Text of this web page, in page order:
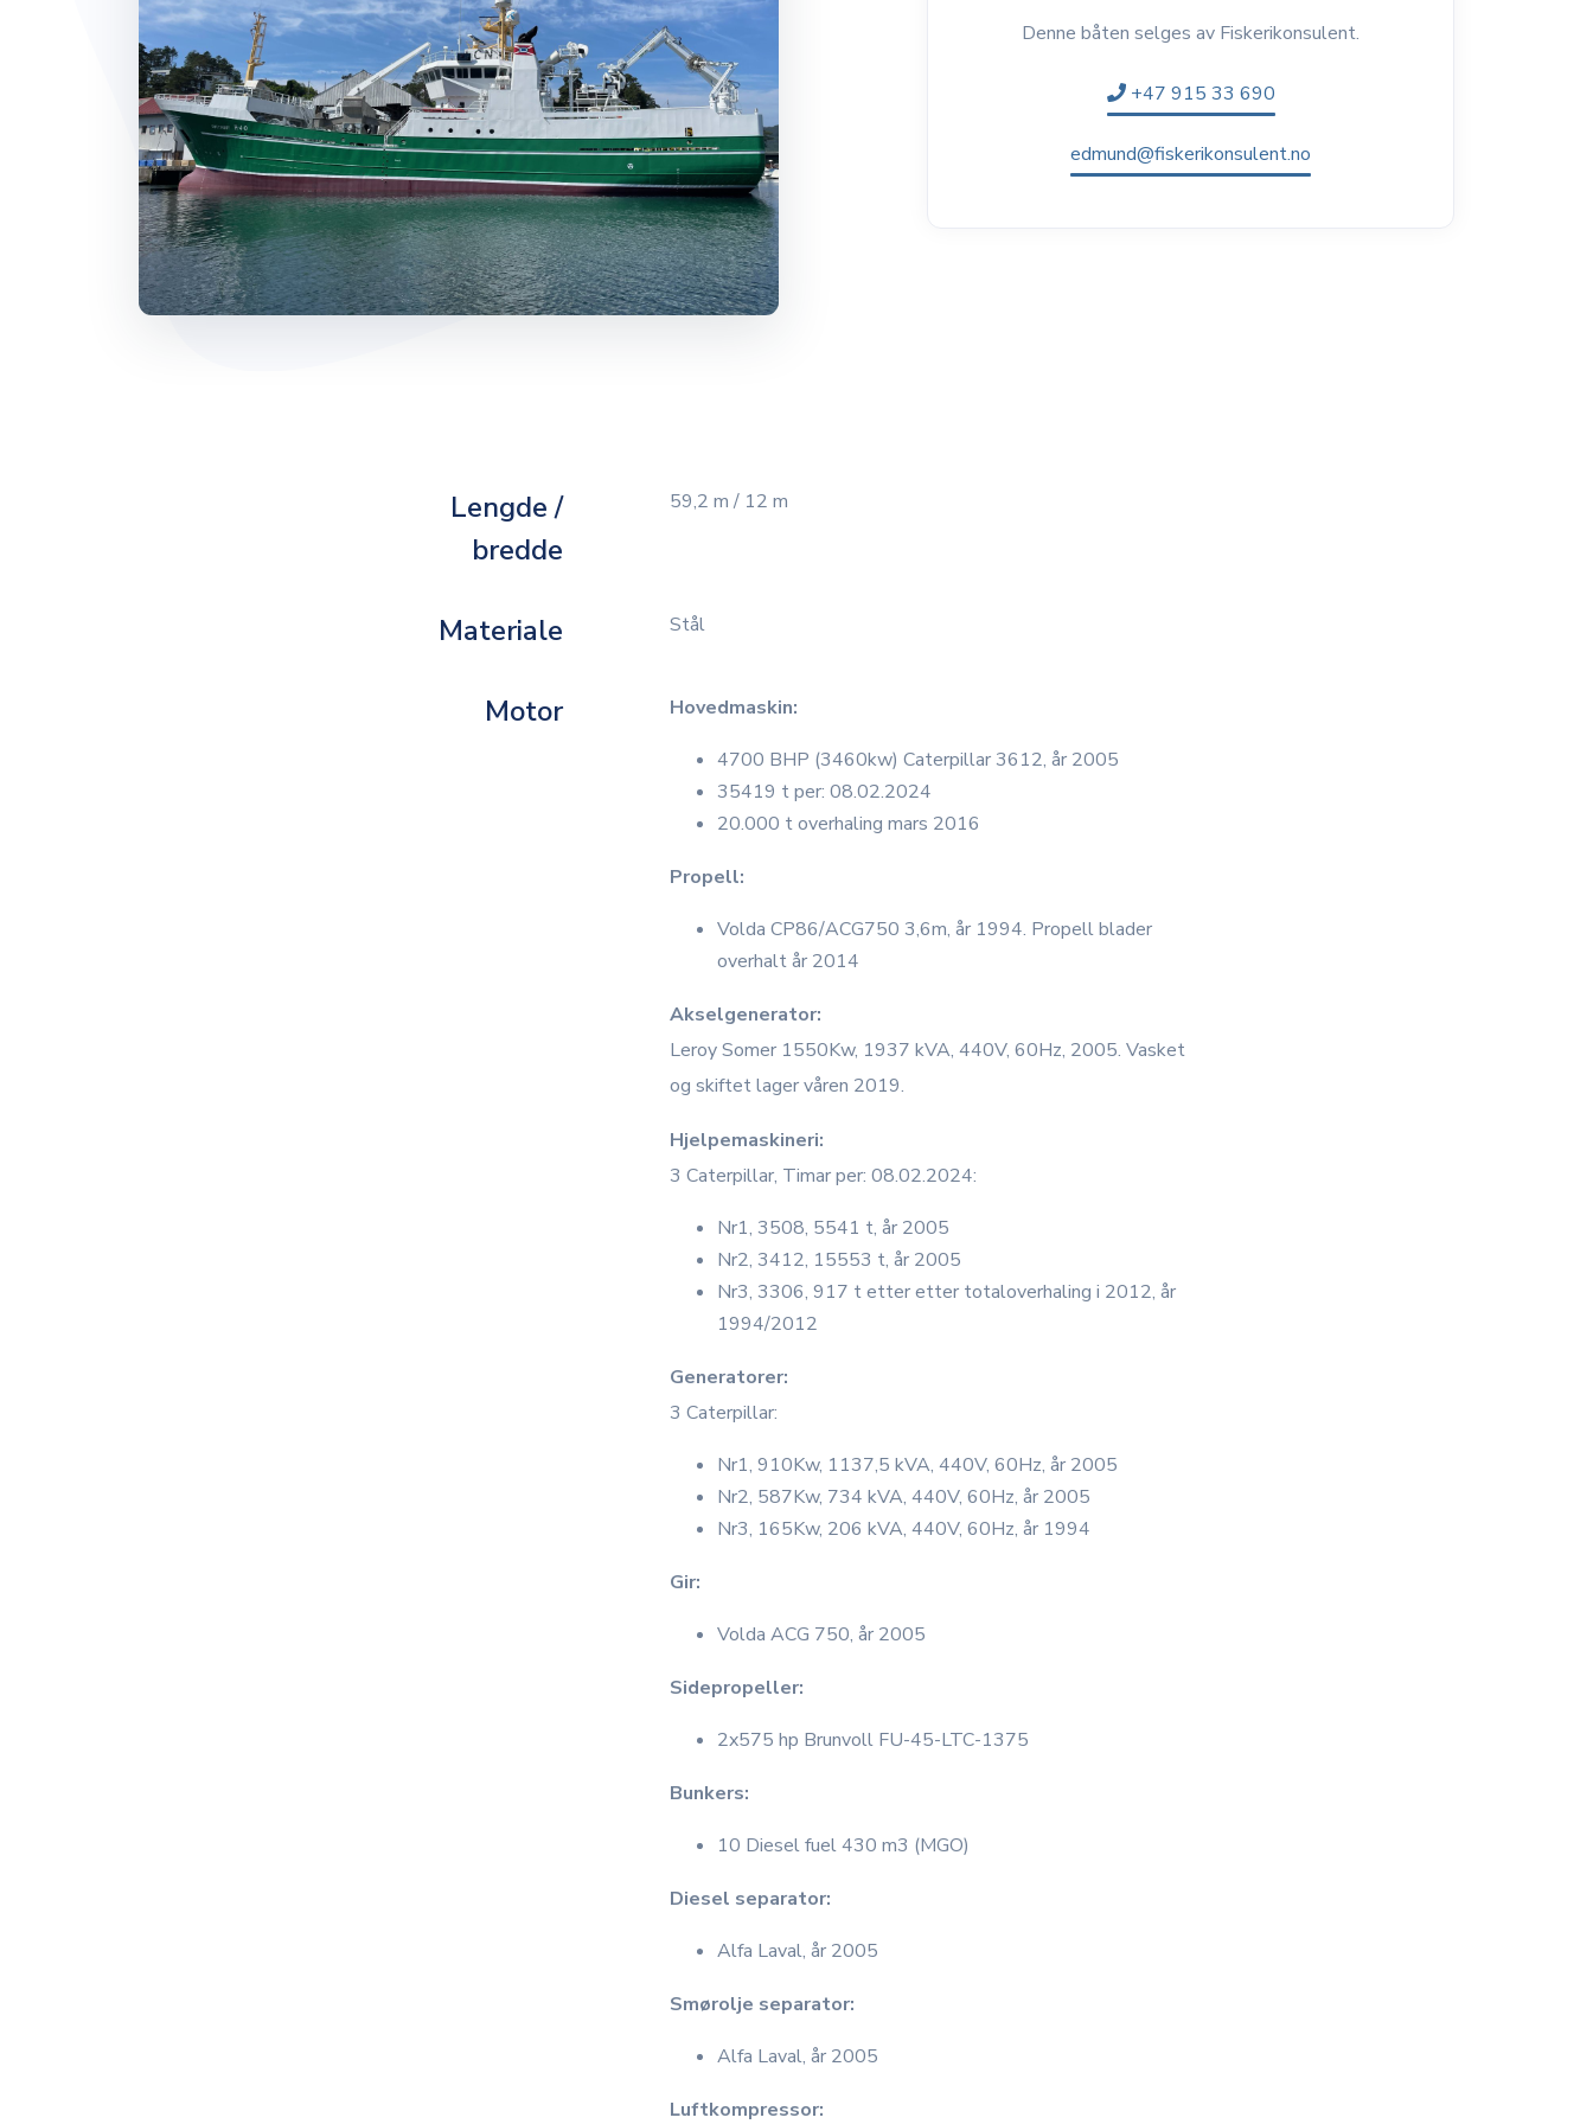
Denne båten selges av Fiskerikonsulent.
+47 915 33 690
edmund@fiskerikonsulent.no
Lengde /
bredde
59,2 m / 12 m
Materiale Stål
Motor
Hovedmaskin:
4700 BHP (3460kw) Caterpillar 3612, år 2005
35419 t per: 08.02.2024
20.000 t overhaling mars 2016
Propell:
Volda CP86/ACG750 3,6m, år 1994. Propell blader
overhalt år 2014
Akselgenerator:
Leroy Somer 1550Kw, 1937 kVA, 440V, 60Hz, 2005. Vasket
og skiftet lager våren 2019.
Hjelpemaskineri:
3 Caterpillar, Timar per: 08.02.2024:
Nr1, 3508, 5541 t, år 2005
Nr2, 3412, 15553 t, år 2005
Nr3, 3306, 917 t etter etter totaloverhaling i 2012, år
1994/2012
Generatorer:
3 Caterpillar:
Nr1, 910Kw, 1137,5 kVA, 440V, 60Hz, år 2005
Nr2, 587Kw, 734 kVA, 440V, 60Hz, år 2005
Nr3, 165Kw, 206 kVA, 440V, 60Hz, år 1994
Gir:
Volda ACG 750, år 2005
Sidepropeller:
2x575 hp Brunvoll FU-45-LTC-1375
Bunkers:
10 Diesel fuel 430 m3 (MGO)
Diesel separator:
Alfa Laval, år 2005
Smørolje separator:
Alfa Laval, år 2005
Luftkompressor: